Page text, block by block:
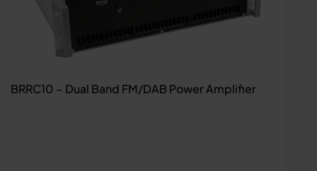
BRRC10 – Dual Band FM/DAB Power Amplifier